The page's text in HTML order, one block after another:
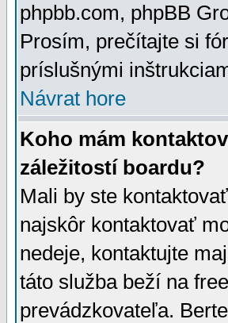
phpbb.com, phpBB
Prosím, prečítajte si
príslušnými
Návrat hore
Koho mám
záležitostí boardu?
Mali by ste
najskôr kontaktovať
nedeje, kontaktujte
táto služba beží na
prevádzkovateľa.